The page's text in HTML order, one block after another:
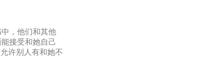
，他们和其他
接受和她自己
许别人有和她不